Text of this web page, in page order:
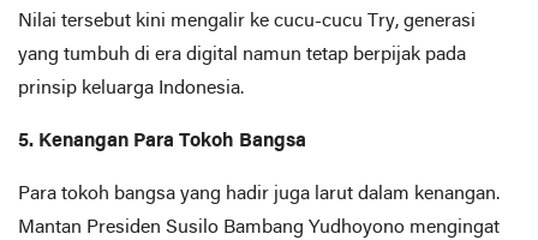
Nilai tersebut kini mengalir ke cucu-cucu Try, generasi
yang tumbuh di era digital namun tetap berpijak pada
prinsip keluarga Indonesia.
5. Kenangan Para Tokoh Bangsa
Para tokoh bangsa yang hadir juga larut dalam kenangan.
Mantan Presiden Susilo Bambang Yudhoyono mengingat